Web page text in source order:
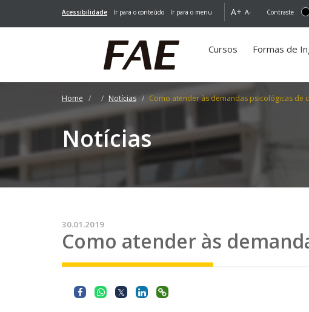
Acessibilidade Ir para o conteúdo Ir para o menu A+ A- Contraste
Cursos Formas de
Home Notícias Como atender às demandas psicológicas de
Notícias
30.01.2019
Como atender às